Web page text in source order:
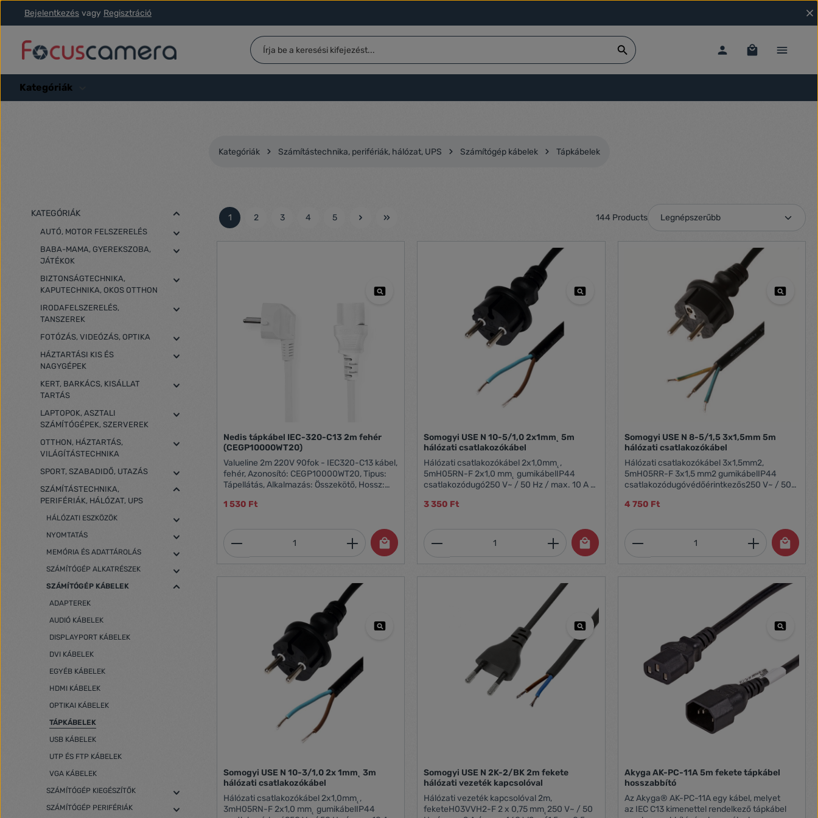
a fő tartalomra
Ugrás a kereséshez
Ugrás a fő navigációhoz
Bejelentkezés vagy Regisztráció
Kategóriák
Kategóriák Számítástechnika, perifériák, hálózat, UPS Számítógép kábelek Tápkábelek
KATEGÓRIÁK
AUTÓ, MOTOR FELSZERELÉS
BABA-MAMA, GYEREKSZOBA,
JÁTÉKOK
BIZTONSÁGTECHNIKA,
KAPUTECHNIKA, OKOS OTTHON
IRODAFELSZERELÉS,
TANSZEREK
FOTÓZÁS, VIDEÓZÁS, OPTIKA
HÁZTARTÁSI KIS ÉS
NAGYGÉPEK
KERT, BARKÁCS, KISÁLLAT
TARTÁS
LAPTOPOK, ASZTALI
SZÁMÍTÓGÉPEK, SZERVEREK
OTTHON, HÁZTARTÁS,
VILÁGÍTÁSTECHNIKA
SPORT, SZABADIDŐ, UTAZÁS
SZÁMÍTÁSTECHNIKA,
PERIFÉRIÁK, HÁLÓZAT, UPS
HÁLÓZATI ESZKÖZÖK
NYOMTATÁS
MEMÓRIA ÉS ADATTÁROLÁS
SZÁMÍTÓGÉP ALKATRÉSZEK
SZÁMÍTÓGÉP KÁBELEK
ADAPTEREK
AUDIÓ KÁBELEK
DISPLAYPORT KÁBELEK
DVI KÁBELEK
EGYÉB KÁBELEK
HDMI KÁBELEK
OPTIKAI KÁBELEK
TÁPKÁBELEK
USB KÁBELEK
UTP ÉS FTP KÁBELEK
VGA KÁBELEK
SZÁMÍTÓGÉP KIEGÉSZÍTŐK
SZÁMÍTÓGÉP PERIFÉRIÁK
Oldal
1
Oldal
2
Oldal
3
Oldal
4
Oldal
5 144 Products
Nedis tápkábel IEC-320-C13 2m fehér
(CEGP10000WT20)
Valueline 2m 220V 90fok - IEC320-C13 kábel,
fehér, Azonosító: CEGP10000WT20, Tipus:
Tápellátás, Alkalmazás: Összekötő, Hossz:
2: IEC-320-C13, Szin: fehér, Egyéb: 220V
1 530 Ft
Termékmennyiség: Adja meg a kívánt mennyiséget, vagy használja a gombokat a
Somogyi USE N 10-5/1,0 2x1mm˛ 5m
hálózati csatlakozókábel
Hálózati csatlakozókábel 2x1,0mm˛,
5mH05RN-F 2x1,0 mm˛ gumikábelIP44
csatlakozódugó250 V~ / 50 Hz / max. 10 A /
3 350 Ft
Termékmennyiség: Adja meg a kívánt mennyiséget, vagy
Somogyi USE N 8-5/1,5 3x1,5mm 5m
hálózati csatlakozókábel
Hálózati csatlakozókábel 3x1,5mm2,
5mH05RR-F 3x1,5 mm2 gumikábelIP44
csatlakozódugóvédőérintkezős250 V~ / 50
4 750 Ft
Termékmennyiség: Adja
Somogyi USE N 10-3/1,0 2x 1mm˛ 3m
hálózati csatlakozókábel
Hálózati csatlakozókábel 2x1,0mm˛,
3mH05RN-F 2x1,0 mm˛ gumikábelIP44
Somogyi USE N 2K-2/BK 2m fekete
hálózati vezeték kapcsolóval
Hálózati vezeték kapcsolóval 2m,
feketeH03VVH2-F 2 x 0,75 mm˛250 V~ / 50
Akyga AK-PC-11A 5m fekete tápkábel
hosszabbító
Az Akyga® AK-PC-11A egy kábel, melyet
az IEC C13 kimenettel rendelkező tápkábel